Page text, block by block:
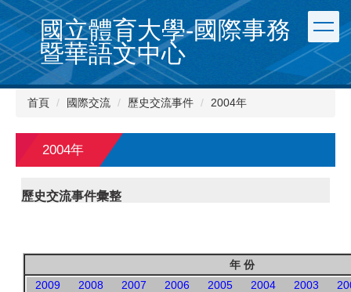
跳
到
主
要
內
國立體育大學-國際事務
暨華語文中心
首頁 國際交流 歷史交流事件 2004年
2004年
歷史交流事件彙整
年 份
2009
2008 2007 2006 2005 2004 2003